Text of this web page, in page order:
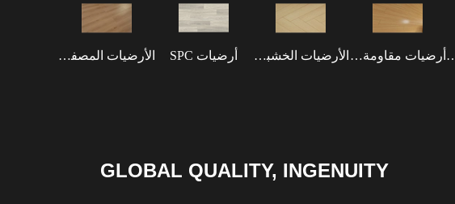
المصفحة أرضيات مقاومة للماء الأرضيات الخشبية الهندسية أرضيات SPC الأرضيات المصفحة
GLOBAL QUALITY, INGENUITY